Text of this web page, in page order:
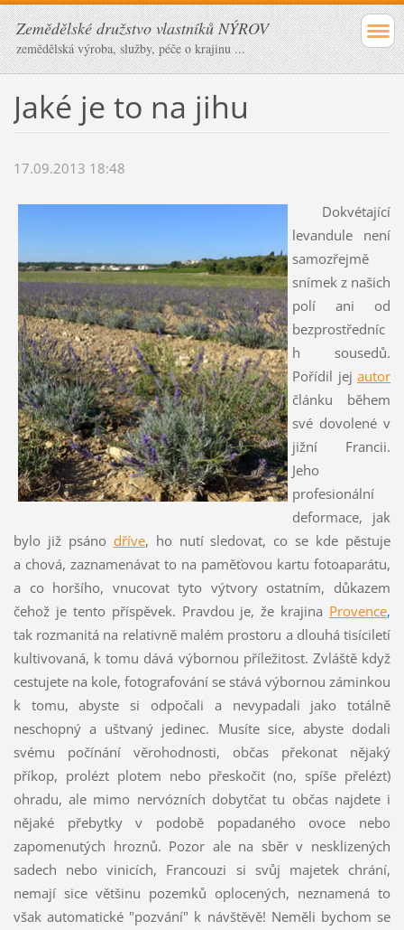
Zemědělské družstvo vlastníků NÝROV
zemědělská výroba, služby, péče o krajinu ...
Jaké je to na jihu
17.09.2013 18:48
Dokvétající
levandule není
samozřejmě
snímek z našich
polí ani od
bezprostředníc
h sousedů.
Pořídil jejautor
článku během
své dovolené v
jižní Francii.
Jeho
profesionální
deformace, jak
bylo již psáno dříve, ho nutí sledovat, co se kde pěstuje
a chová, zaznamenávat to na paměťovou kartu fotoaparátu,
a co horšího, vnucovat tyto výtvory ostatním, důkazem
čehož je tento příspěvek. Pravdou je, že krajina Provence,
tak rozmanitá na relativně malém prostoru a dlouhá tisíciletí
kultivovaná, k tomu dává výbornou příležitost. Zvláště když
cestujete na kole, fotografování se stává výbornou záminkou
k tomu, abyste si odpočali a nevypadali jako totálně
neschopný a uštvaný jedinec. Musíte sice, abyste dodali
svému počínání věrohodnosti, občas překonat nějaký
příkop, prolézt plotem nebo přeskočit (no, spíše přelézt)
ohradu, ale mimo nervózních dobytčat tu občas najdete i
nějaké přebytky v podobě popadaného ovoce nebo
zapomenutých hroznů. Pozor ale na sběr v nesklizených
sadech nebo vinicích, Francouzi si svůj majetek chrání,
nemají sice většinu pozemků oplocených, neznamená to
však automatické "pozvání" k návštěvě! Neměli bychom se